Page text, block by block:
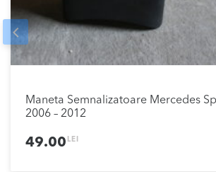
Maneta Semnalizatoare Mercedes
2006 – 2012
49.00 LEI
Prev